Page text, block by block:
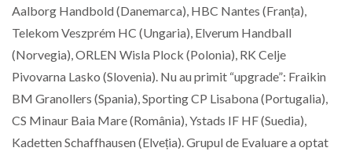
Aalborg Handbold (Danemarca), HBC Nantes (Franța),
Telekom Veszprém HC (Ungaria), Elverum Handball
(Norvegia), ORLEN Wisla Plock (Polonia), RK Celje
Pivovarna Lasko (Slovenia). Nu au primit “upgrade”: Fraikin
BM Granollers (Spania), Sporting CP Lisabona (Portugalia),
CS Minaur Baia Mare (România), Ystads IF HF (Suedia),
Kadetten Schaffhausen (Elveția). Grupul de Evaluare a optat